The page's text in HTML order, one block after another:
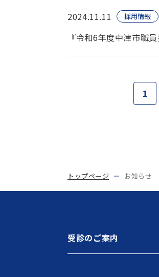
2024.11.11 採用情報
『令和6年度中津市職
1
トップページ お知らせ
受診のご案内